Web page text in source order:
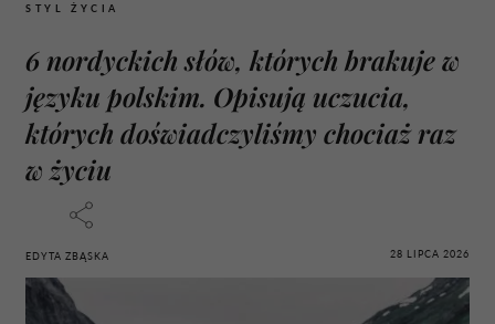
STYL ŻYCIA
6 nordyckich słów, których brakuje w
języku polskim. Opisują uczucia,
których doświadczyliśmy chociaż raz
w życiu
EDYTA ZBĄSKA 28 LIPCA 2026